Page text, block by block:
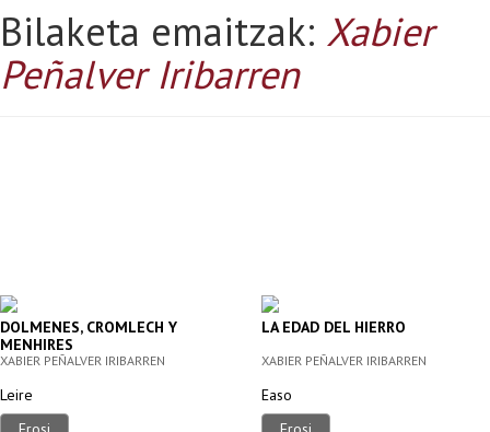
Bilaketa emaitzak: Xabier
Peñalver Iribarren
DOLMENES, CROMLECH Y
MENHIRES
XABIER PEÑALVER IRIBARREN
Leire
LA EDAD DEL HIERRO
XABIER PEÑALVER IRIBARREN
Easo